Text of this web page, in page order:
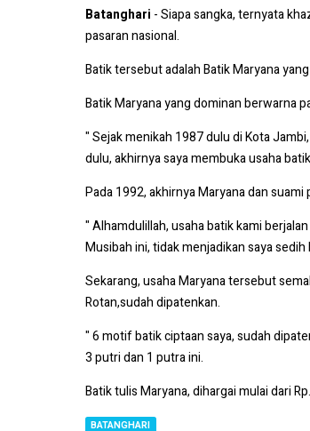
Batanghari - Siapa sangka, ternyata
pasaran nasional.
Batik tersebut adalah Batik Maryana
Batik Maryana yang dominan berwarna
" Sejak menikah 1987 dulu di Kota
dulu, akhirnya saya membuka usaha
Pada 1992, akhirnya Maryana dan
" Alhamdulillah, usaha batik kami
Musibah ini, tidak menjadikan saya
Sekarang, usaha Maryana tersebut
Rotan,sudah dipatenkan.
" 6 motif batik ciptaan saya, sudah
3 putri dan 1 putra ini.
Batik tulis Maryana, dihargai mulai dari
BATANGHARI